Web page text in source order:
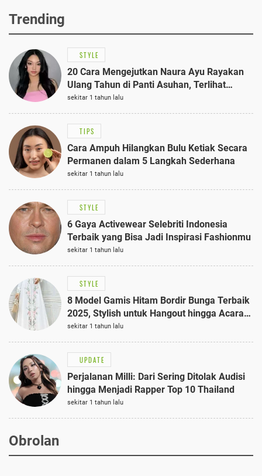
Trending
STYLE
20 Cara Mengejutkan Naura Ayu Rayakan
Ulang Tahun di Panti Asuhan, Terlihat
Anggun dengan Kaftan Cokelat
sekitar 1 tahun lalu
TIPS
Cara Ampuh Hilangkan Bulu Ketiak Secara
Permanen dalam 5 Langkah Sederhana
sekitar 1 tahun lalu
STYLE
6 Gaya Activewear Selebriti Indonesia
Terbaik yang Bisa Jadi Inspirasi Fashionmu
sekitar 1 tahun lalu
STYLE
8 Model Gamis Hitam Bordir Bunga Terbaik
2025, Stylish untuk Hangout hingga Acara
Semi-Formal
sekitar 1 tahun lalu
UPDATE
Perjalanan Milli: Dari Sering Ditolak Audisi
hingga Menjadi Rapper Top 10 Thailand
sekitar 1 tahun lalu
Obrolan